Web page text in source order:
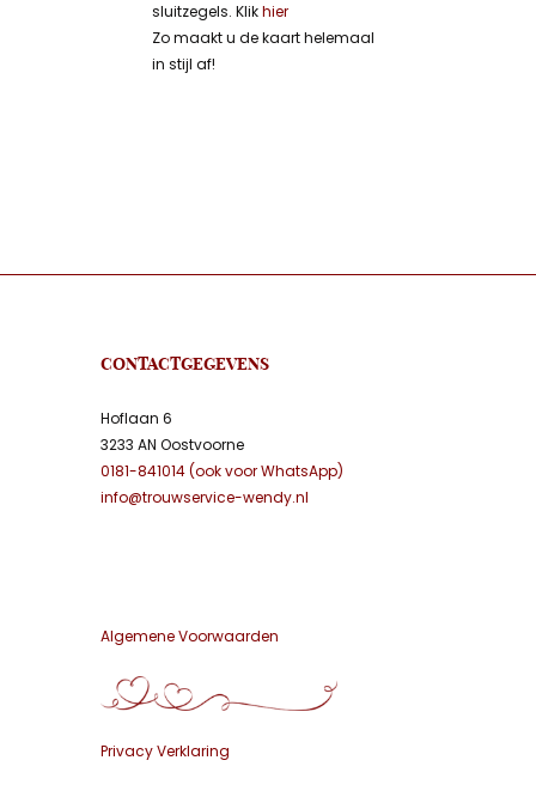
sluitzegels. Klikhier
Zo maakt u de kaart helemaal
in stijl af!
CONTACTGEGEVENS
Hoflaan 6
3233 AN Oostvoorne
0181-841014 (ook voor WhatsApp)
info@trouwservice-wendy.nl
Algemene Voorwaarden
Privacy Verklaring